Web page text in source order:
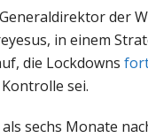
der
in einem
die Lockdowns
sei.
sechs Monate